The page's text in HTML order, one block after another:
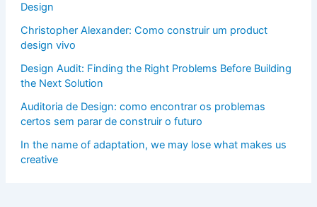
Design
Christopher Alexander: Como construir um product
design vivo
Design Audit: Finding the Right Problems Before Building
the Next Solution
Auditoria de Design: como encontrar os problemas
certos sem parar de construir o futuro
In the name of adaptation, we may lose what makes us
creative